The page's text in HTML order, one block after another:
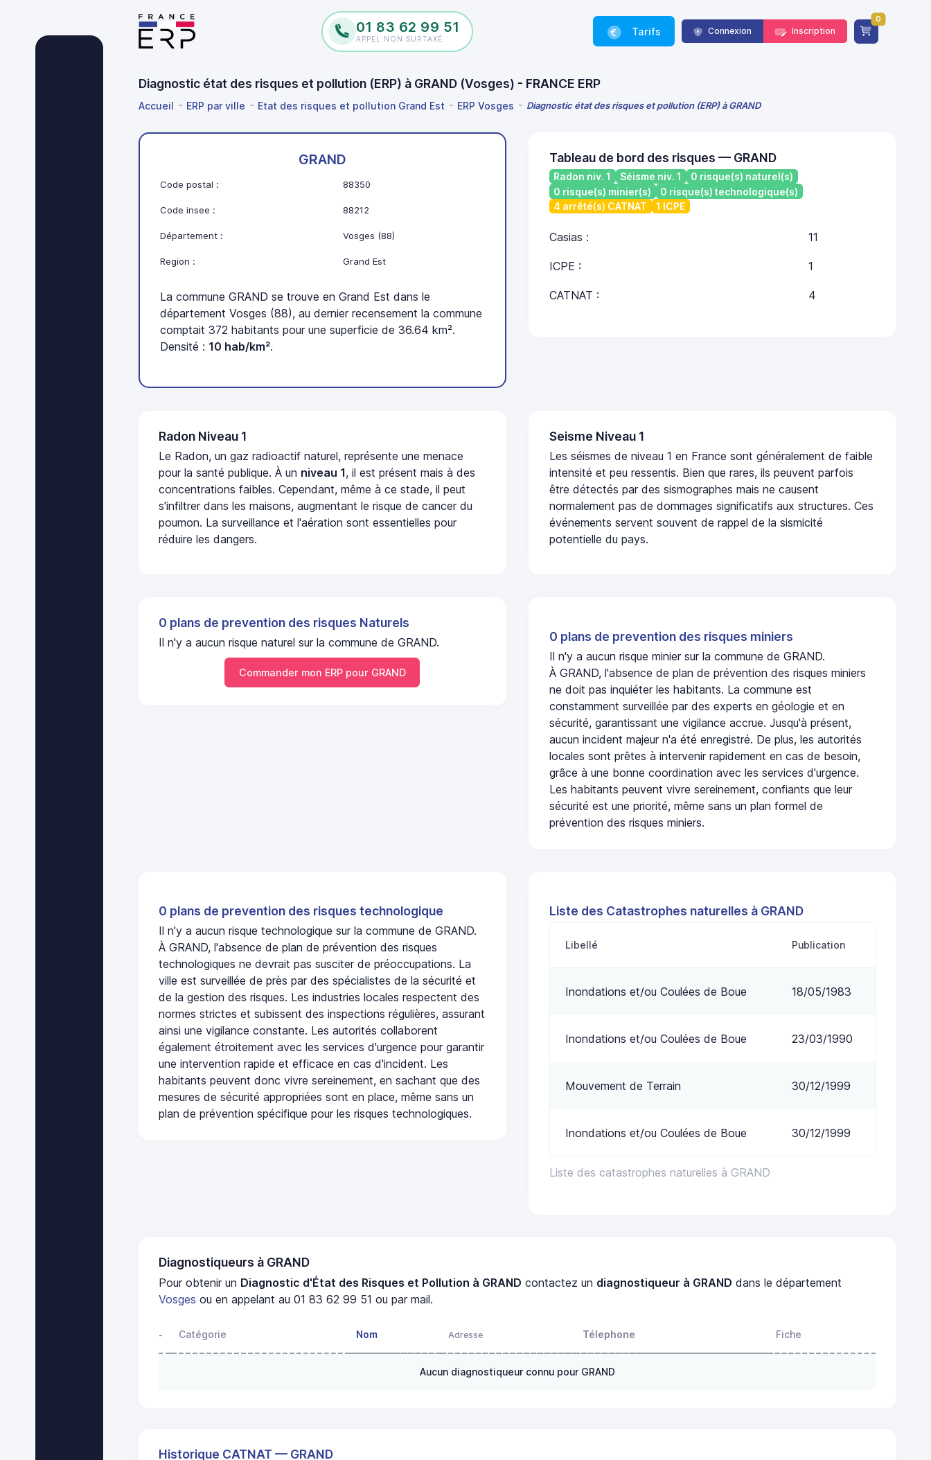
01 83 62 99 51
APPEL NON SURTAXÉ
Tarifs Connexion Inscription
0
Diagnostic état des risques et pollution (ERP) à GRAND (Vosges) - FRANCE ERP
Accueil ERP par ville Etat des risques et pollution Grand Est ERP Vosges Diagnostic état des risques et pollution (ERP) à GRAND
GRAND
Code postal : 88350
Code insee : 88212
Département : Vosges (88)
Region : Grand Est
La commune GRAND se trouve en Grand Est dans le
département Vosges (88), au dernier recensement la commune
comptait 372 habitants pour une superficie de 36.64 km².
Densité : 10 hab/km².
Tableau de bord des risques — GRAND
Radon niv. 1 Séisme niv. 1
0 risque(s) naturel(s)
0 risque(s) minier(s)
0 risque(s) technologique(s)
4 arrêté(s) CATNAT
1 ICPE
Casias : 11
ICPE : 1
CATNAT : 4
Radon Niveau 1
Le Radon, un gaz radioactif naturel, représente une menace
pour la santé publique. À un niveau 1, il est présent mais à des
concentrations faibles. Cependant, même à ce stade, il peut
s'infiltrer dans les maisons, augmentant le risque de cancer du
poumon. La surveillance et l'aération sont essentielles pour
réduire les dangers.
Seisme Niveau 1
Les séismes de niveau 1 en France sont généralement de faible
intensité et peu ressentis. Bien que rares, ils peuvent parfois
être détectés par des sismographes mais ne causent
normalement pas de dommages significatifs aux structures. Ces
événements servent souvent de rappel de la sismicité
potentielle du pays.
0 plans de prevention des risques Naturels
Il n'y a aucun risque naturel sur la commune de GRAND.
Commander mon ERP pour GRAND
0 plans de prevention des risques miniers
Il n'y a aucun risque minier sur la commune de GRAND.
À GRAND, l'absence de plan de prévention des risques miniers
ne doit pas inquiéter les habitants. La commune est
constamment surveillée par des experts en géologie et en
sécurité, garantissant une vigilance accrue. Jusqu'à présent,
aucun incident majeur n'a été enregistré. De plus, les autorités
locales sont prêtes à intervenir rapidement en cas de besoin,
grâce à une bonne coordination avec les services d'urgence.
Les habitants peuvent vivre sereinement, confiants que leur
sécurité est une priorité, même sans un plan formel de
prévention des risques miniers.
0 plans de prevention des risques technologique
Il n'y a aucun risque technologique sur la commune de GRAND.
À GRAND, l'absence de plan de prévention des risques
technologiques ne devrait pas susciter de préoccupations. La
ville est surveillée de près par des spécialistes de la sécurité et
de la gestion des risques. Les industries locales respectent des
normes strictes et subissent des inspections régulières, assurant
ainsi une vigilance constante. Les autorités collaborent
également étroitement avec les services d'urgence pour garantir
une intervention rapide et efficace en cas d'incident. Les
habitants peuvent donc vivre sereinement, en sachant que des
mesures de sécurité appropriées sont en place, même sans un
plan de prévention spécifique pour les risques technologiques.
Liste des Catastrophes naturelles à GRAND
Liste des catastrophes naturelles à GRAND
Libellé Publication
Inondations et/ou Coulées de Boue 18/05/1983
Inondations et/ou Coulées de Boue 23/03/1990
Mouvement de Terrain 30/12/1999
Inondations et/ou Coulées de Boue 30/12/1999
Diagnostiqueurs à GRAND
Pour obtenir un Diagnostic d'État des Risques et Pollution à GRAND contactez un diagnostiqueur à GRAND dans le département
Vosges ou en appelant au 01 83 62 99 51 ou par mail.
- Catégorie Nom Adresse Télephone Fiche
Aucun diagnostiqueur connu pour GRAND
Historique CATNAT — GRAND